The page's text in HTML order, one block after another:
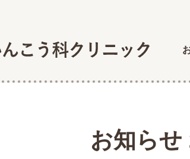
お知らせ